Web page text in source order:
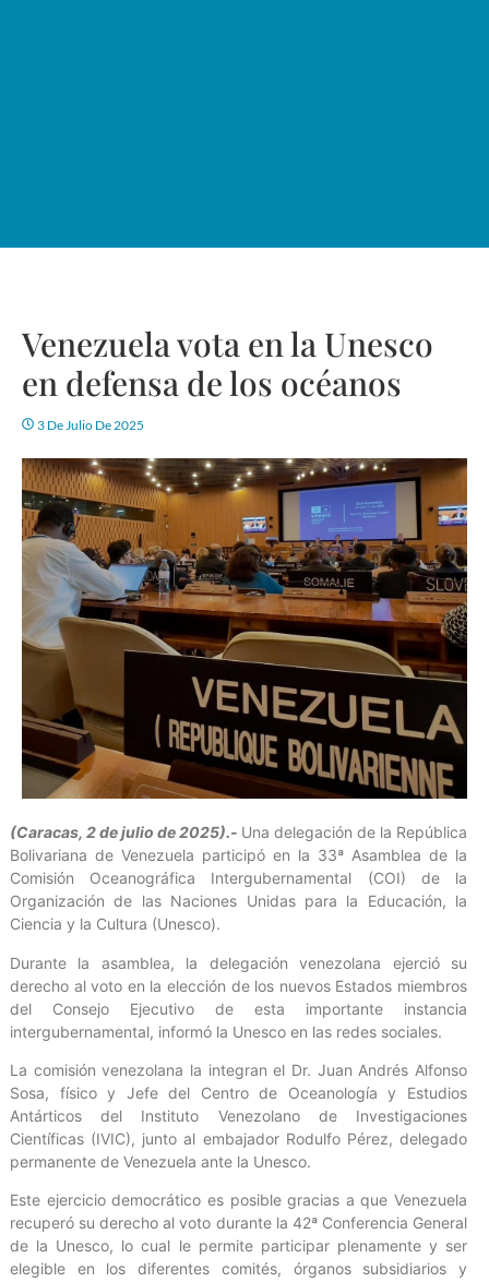
Venezuela vota en la Unesco
en defensa de los océanos
3 De Julio De 2025
(Caracas, 2 de julio de 2025).- Una delegación de la República
Bolivariana de Venezuela participó en la 33ª Asamblea de la
Comisión Oceanográfica Intergubernamental (COI) de la
Organización de las Naciones Unidas para la Educación, la
Ciencia y la Cultura (Unesco).
Durante la asamblea, la delegación venezolana ejerció su
derecho al voto en la elección de los nuevos Estados miembros
del Consejo Ejecutivo de esta importante instancia
intergubernamental, informó la Unesco en las redes sociales.
La comisión venezolana la integran el Dr. Juan Andrés Alfonso
Sosa, físico y Jefe del Centro de Oceanología y Estudios
Antárticos del Instituto Venezolano de Investigaciones
Científicas (IVIC), junto al embajador Rodulfo Pérez, delegado
permanente de Venezuela ante la Unesco.
Este ejercicio democrático es posible gracias a que Venezuela
recuperó su derecho al voto durante la 42ª Conferencia General
de la Unesco, lo cual le permite participar plenamente y ser
elegible en los diferentes comités, órganos subsidiarios y